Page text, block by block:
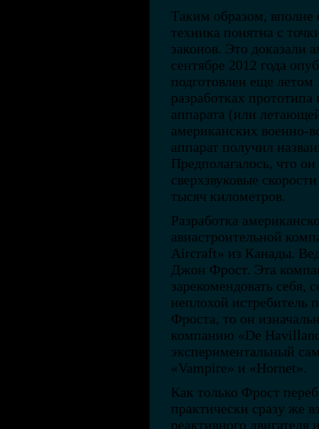
Таким образом, вполне
техника понятна с
законов. Это доказали
сентябре 2012 года
подготовлен еще
разработках
аппарата (или
американских военно-
аппарат получил
Предполагалось, что он
сверхзвуковые
тысяч километров.
Разработка
авиастроительной
Aircraft» из Канады.
Джон Фрост. Эта
зарекомендовать себя,
неплохой истребитель
Фроста, то он
компанию «De
экспериментальный
«Vampire» и «Hornet».
Как только Фрост
практически сразу же
реактивного